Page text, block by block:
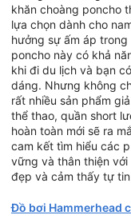
khăn choàng poncho
lựa chọn dành cho
hưởng sự ấm áp
poncho này có khả
khi đi du lịch và bạn
dáng. Nhưng không
rất nhiều sản phẩm
thể thao, quần short
hoàn toàn mới sẽ ra
cam kết tìm hiểu các
vững và thân thiện
đẹp và cảm thấy tự
Đồ bơi Hammerhead